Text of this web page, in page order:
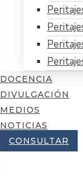
DOCENCIA
DIVULGACIÓN
MEDIOS
NOTICIAS
CONSULTAR